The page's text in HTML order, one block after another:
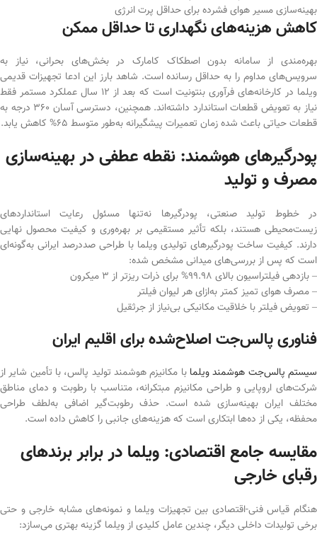
بهینه‌سازی مسیر هوای فشرده برای حداقل پرت انرژی
کاهش هزینه‌های نگهداری تا حداقل ممکن
بهره‌مندی از سامانه بدون اصطکاک کامارک در بخش‌های بحرانی، نیاز به
سرویس‌های مداوم را به حداقل رسانده است. شاهد بارز این ادعا تجهیزات قدیمی
ویلما در کارخانه‌های فرآوری بنتونیت است که بعد از 12 سال عملکرد مستمر فقط
نیاز به تعویض قطعات استاندارد داشته‌اند. همچنین، دسترسی آسان 360 درجه به
قطعات حیاتی باعث شده زمان تعمیرات پیشگیرانه به‌طور متوسط 65% کاهش یابد.
پودرگیرهای هوشمند: نقطه عطفی در بهینه‌سازی
مصرف و تولید
در خطوط تولید صنعتی، پودرگیرها نه‌تنها مسئول رعایت استانداردهای
زیست‌محیطی هستند، بلکه تأثیر مستقیمی بر بهره‌وری و کیفیت محصول نهایی
دارند. کیفیت ساخت پودرگیرهای تولیدی ویلما با طراحی صددرصد ایرانی به‌گونه‌ای
است که پس از بررسی‌های میدانی مشخص شده:
– بازدهی فیلتراسیون بالای 99.98% برای ذرات ریزتر از 3 میکرون
– مصرف هوای تمیز کمتر به‌ازای هر لیوان فیلتر
– تعویض فیلتر با خلاقیت مکانیکی بی‌نیاز از جرثقیل
فناوری پالس‌جت اصلاح‌شده برای اقلیم ایران
سیستم پالس‌جت هوشمند ویلما با مکانیزم هوشمند تولید پالس، با تأمین شایر از
شرکت‌های اروپایی و طراحی مکانیزم مبتکرانه، متناسب با رطوبت و دمای مناطق
مختلف ایران بهینه‌سازی شده است. حذف رطوبت‌گیر اضافی به‌لطف طراحی
محفظه، یکی از ده‌ها ابتکاری است که هزینه‌های جانبی را کاهش داده است.
مقایسه جامع اقتصادی: ویلما در برابر برندهای
رقبای خارجی
هنگام قیاس فنی-اقتصادی بین تجهیزات ویلما و نمونه‌های مشابه خارجی و حتی
برخی تولیدات داخلی دیگر، چندین عامل کلیدی از ویلما گزینه بهتری می‌سازد: